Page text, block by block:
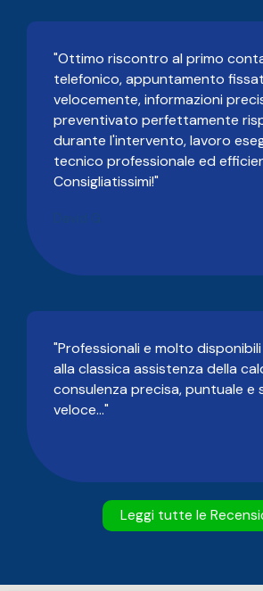
"Ottimo riscontro al primo
telefonico, appuntamento
velocemente, informazioni
preventivato perfettamente
durante l'intervento, lavoro
tecnico professionale ed
Consigliatissimi!"
"Professionali e molto
alla classica assistenza della
consulenza precisa, puntuale e
veloce..."
Leggi tutte le